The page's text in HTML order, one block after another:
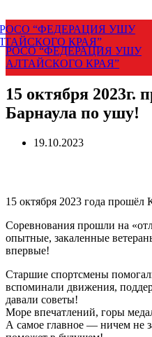
РОСО “ФЕДЕРАЦИЯ УШУ
АЛТАЙСКОГО КРАЯ”
Меню
15 октября 2023г.
Барнаула по ушу!
19.10.2023
15 октября 2023 года прошёл
Соревнования прошли на
опытные, закаленные
впервые!
Старшие спортсмены
вспоминали движения,
давали советы!
Море впечатлений, горы
А самое главное — ничем не